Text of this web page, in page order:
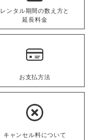
レンタル期間の数え方と
延長料金
お支払方法
キャンセル料について